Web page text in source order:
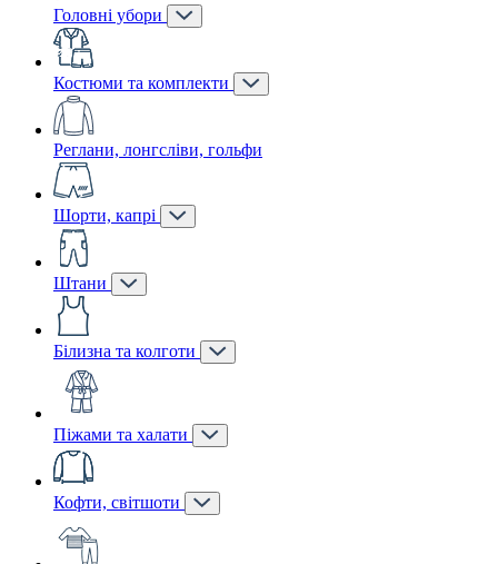
Головні убори
Костюми та комплекти
Реглани, лонгсліви, гольфи
Шорти, капрі
Штани
Білизна та колготи
Піжами та халати
Кофти, світшоти